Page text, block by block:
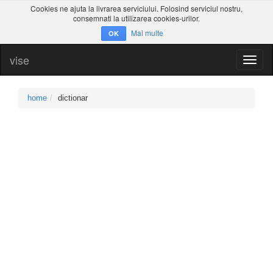
Cookies ne ajuta la livrarea serviciului. Folosind serviciul nostru,
consemnati la utilizarea cookies-urilor.
OK Mai multe
vise
home dictionar